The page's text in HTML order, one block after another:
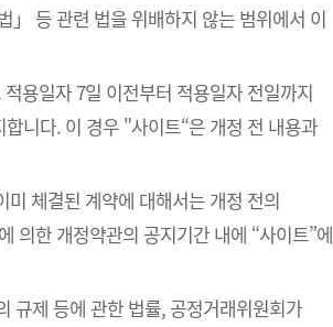
」 등 관련 법을 위배하지 않는 범위에서 이
용일자 7일 이전부터 적용일자 전일까지
니다. 이 경우 "사이트“은 개정 전 내용과
체결된 계약에 대해서는 개정 전의
의한 개정약관의 공지기간 내에 “사이트”에
규제 등에 관한 법률, 공정거래위원회가